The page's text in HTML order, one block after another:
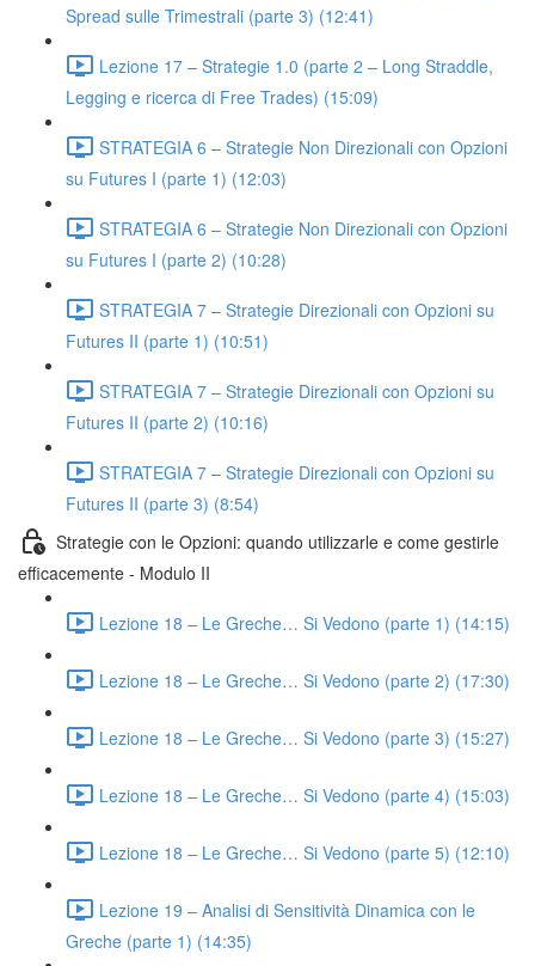
Spread sulle Trimestrali (parte 3) (12:41)
Lezione 17 – Strategie 1.0 (parte 2 – Long Straddle,
Legging e ricerca di Free Trades) (15:09)
STRATEGIA 6 – Strategie Non Direzionali con Opzioni
su Futures I (parte 1) (12:03)
STRATEGIA 6 – Strategie Non Direzionali con Opzioni
su Futures I (parte 2) (10:28)
STRATEGIA 7 – Strategie Direzionali con Opzioni su
Futures II (parte 1) (10:51)
STRATEGIA 7 – Strategie Direzionali con Opzioni su
Futures II (parte 2) (10:16)
STRATEGIA 7 – Strategie Direzionali con Opzioni su
Futures II (parte 3) (8:54)
Strategie con le Opzioni: quando utilizzarle e come gestirle
efficacemente - Modulo II
Lezione 18 – Le Greche… Si Vedono (parte 1) (14:15)
Lezione 18 – Le Greche… Si Vedono (parte 2) (17:30)
Lezione 18 – Le Greche… Si Vedono (parte 3) (15:27)
Lezione 18 – Le Greche… Si Vedono (parte 4) (15:03)
Lezione 18 – Le Greche… Si Vedono (parte 5) (12:10)
Lezione 19 – Analisi di Sensitività Dinamica con le
Greche (parte 1) (14:35)